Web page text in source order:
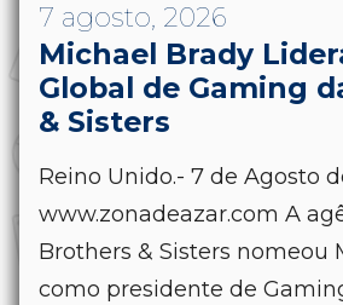
7 agosto, 2026
Michael Brady
Global de Gaming
& Sisters
Reino Unido.- 7 de Agosto
www.zonadeazar.com A
Brothers & Sisters nomeou
como presidente de